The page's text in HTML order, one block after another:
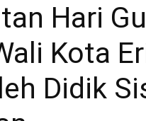
Hari
Kota
Didik